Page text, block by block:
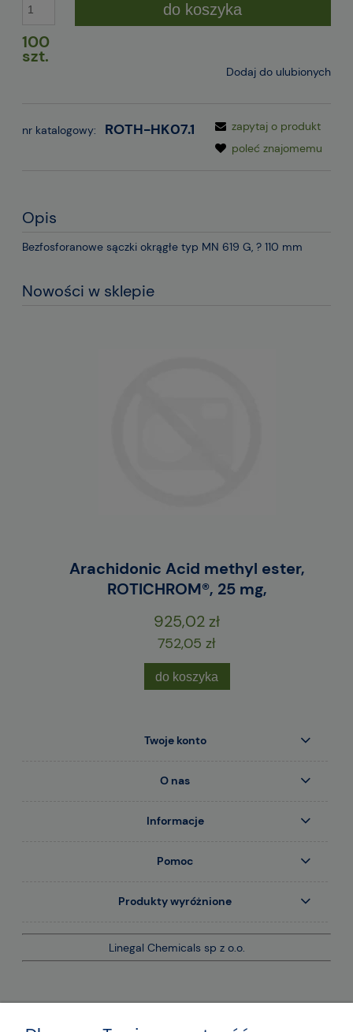
100
szt.
do koszyka
Dodaj do ulubionych
nr katalogowy: ROTH-HK07.1
zapytaj o produkt
poleć znajomemu
Opis
Bezfosforanowe sączki okrągłe typ MN 619 G, ? 110 mm
Nowości w sklepie
Arachidonic Acid methyl ester,
ROTICHROM®, 25 mg,
925,02 zł
752,05 zł
do koszyka
Twoje konto
O nas
Informacje
Pomoc
Produkty wyróżnione
Linegal Chemicals sp z o.o.